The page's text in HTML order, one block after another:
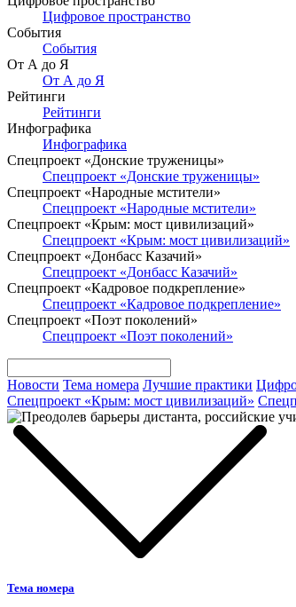
Цифровое пространство
События
События
От А до Я
От А до Я
Рейтинги
Рейтинги
Инфографика
Инфографика
Спецпроект «Донские труженицы»
Спецпроект «Донские труженицы»
Спецпроект «Народные мстители»
Спецпроект «Народные мстители»
Спецпроект «Крым: мост цивилизаций»
Спецпроект «Крым: мост цивилизаций»
Спецпроект «Донбасс Казачий»
Спецпроект «Донбасс Казачий»
Спецпроект «Кадровое подкрепление»
Спецпроект «Кадровое подкрепление»
Спецпроект «Поэт поколений»
Спецпроект «Поэт поколений»
Новости Тема номера Лучшие практики
Спецпроект «Крым: мост цивилизаций»
Тема номера